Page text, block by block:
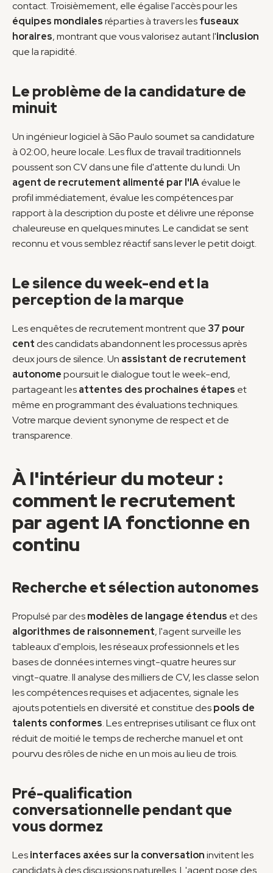
équipes mondiales réparties à travers les fuseaux
horaires, montrant que vous valorisez autant l'inclusion
que la rapidité.
Le problème de la candidature de
minuit
Un ingénieur logiciel à São Paulo soumet sa candidature
à 02:00, heure locale. Les flux de travail traditionnels
agent de recrutement alimenté par l'IA évalue le
profil immédiatement, évalue les compétences par
rapport à la description du poste et délivre une réponse
chaleureuse en quelques minutes. Le candidat se sent
reconnu et vous semblez réactif sans lever le petit doigt.
Le silence du week-end et la
perception de la marque
Les enquêtes de recrutement montrent que 37 pour
cent des candidats abandonnent les processus après
deux jours de silence. Un assistant de recrutement
autonome poursuit le dialogue tout le week-end,
partageant les attentes des prochaines étapes et
même en programmant des évaluations techniques.
Votre marque devient synonyme de respect et de
transparence.
À l'intérieur du moteur :
comment le recrutement
par agent IA fonctionne en
continu
Recherche et sélection autonomes
Propulsé par des modèles de langage étendus
algorithmes de raisonnement, l'agent surveille les
tableaux d'emplois, les réseaux professionnels et les
bases de données internes vingt-quatre heures sur
vingt-quatre. Il analyse des milliers de CV, les classe selon
les compétences requises et adjacentes, signale les
ajouts potentiels en diversité et constitue des pools de
talents conformes. Les entreprises utilisant ce flux ont
réduit de moitié le temps de recherche manuel et ont
pourvu des rôles de niche en un mois au lieu de trois.
Pré-qualification
conversationnelle pendant que
vous dormez
Les interfaces axées sur la conversation invitent les
candidats à des discussions naturelles. L'agent pose des